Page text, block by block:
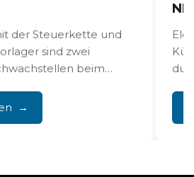
der Steuerkette und
sind zwei
beim